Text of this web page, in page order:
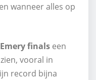
wanneer alles op
finals een
vooral in
record bijna